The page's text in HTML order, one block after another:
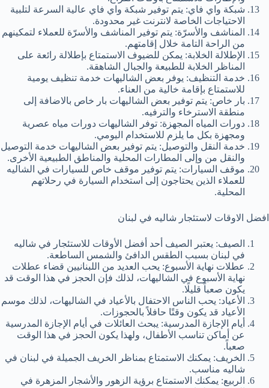
شبكة واي فاي: يتم توفير شبكة واي فاي عالية السرعة لتلبية
الاحتياجات الخاصة لانترنت غير محدودة.
المناشف والأسرّة: يتم توفير المناشف والأسرّة للعملاء لتمكينهم
من الراحة التامة خلال إقامتهم.
الإطلالة الخلابة: يمكن للضيوف الاستمتاع بإطلالة رائعة على
المناظر الخلابة للطبيعة والجبال الشاهقة.
خدمة التنظيف: يوفر بعض الشاليهات خدمة تنظيف يومية
للاستمتاع بإقامة خالية من العناء.
بار خاص: يتم توفير بعض الشاليهات بار خاص بالاضافة إلى
منطقة الاسترخاء والترفيه.
دورات المياه المجهزة: توفر الشاليهات دورات مياه عصرية
ومجهزة بكل ما يلزم للاستخدام اليومي.
خدمة النقل والتوصيل: يتم توفير بعض الشاليهات خدمة التوصيل
والنقل من وإلى المطارات المحلية والمناطق الطبيعية الأخرى.
موقف السيارات: يتم توفير موقف خاص للسيارات في الشاليه
للعملاء الذين يحتاجون إلى استخدام السيارة في رحلاتهم
المحلية.
افضل الاوقات لاستئجار شاليه في لبنان
الصيف: يعتبر الصيف أحد أفضل الأوقات للاستئجار في شاليه
في لبنان بسبب الطقس الدافئ والشمس الساطعة.
عطلات نهاية الأسبوع: يحب العديد من اللبنانيين قضاء عطلات
نهاية الأسبوع في الشاليهات، لذلك فإن الحجز في هذا الوقت قد
يكون صعباً قليلًا.
الأعياد: يحب الناس الاحتفال بالأعياد في الشاليهات، لذلك موسم
الأعياد قد يكون وقتًا حافلاً بالحجوزات.
أيام الإجازة المدرسية: يبحث العائلات في أيام الإجازة المدرسية
عن أماكن تناسب الأطفال، ولهذا يكون الحجز في هذا الوقت
صعباً.
الخريف: يمكنك الاستمتاع بمناظر الخريف الجميلة في لبنان في
شاليه مناسب.
الربيع: يمكنك الاستمتاع برؤية الزهور والأشجار المزهرة في